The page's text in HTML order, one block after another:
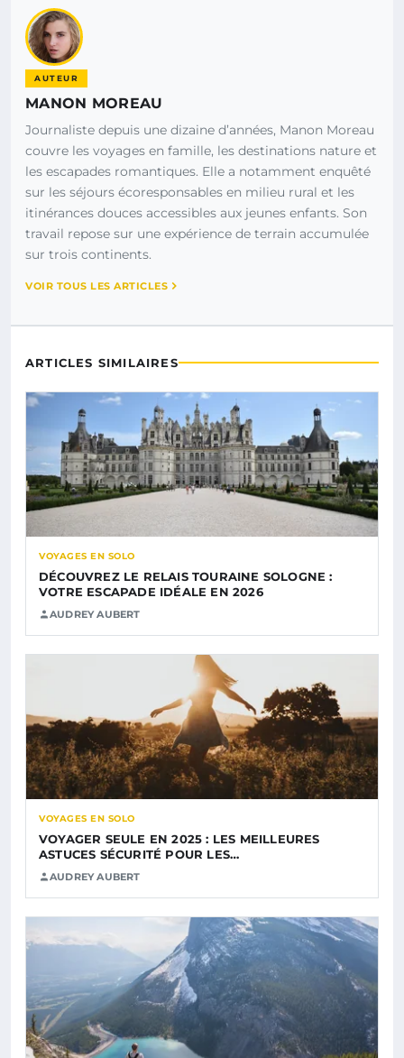
AUTEUR
MANON MOREAU
Journaliste depuis une dizaine d’années, Manon Moreau
couvre les voyages en famille, les destinations nature et
les escapades romantiques. Elle a notamment enquêté
sur les séjours écoresponsables en milieu rural et les
itinérances douces accessibles aux jeunes enfants. Son
travail repose sur une expérience de terrain accumulée
sur trois continents.
VOIR TOUS LES ARTICLES
ARTICLES SIMILAIRES
VOYAGES EN SOLO
DÉCOUVREZ LE RELAIS TOURAINE SOLOGNE :
VOTRE ESCAPADE IDÉALE EN 2026
AUDREY AUBERT
VOYAGES EN SOLO
VOYAGER SEULE EN 2025 : LES MEILLEURES
ASTUCES SÉCURITÉ POUR LES…
AUDREY AUBERT